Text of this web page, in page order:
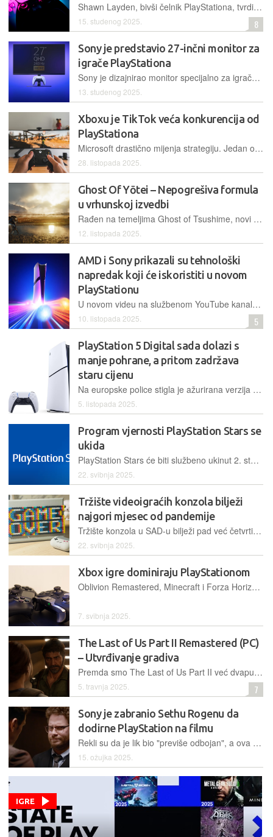
Shawn Layden, bivši čelnik PlayStationa, tvrdi da je utrka u hardveru dosegnula vrhunac. Umjesto jačih konzola, industrija se mora okrenuti standardizaciji i kreativnijem, a ne nužno hiperrealističnom sadržaju
15. studenog 2025. 8
Sony je predstavio 27-inčni monitor za
igrače PlayStationa
Sony je dizajnirao monitor specijalno za igrače PlayStationa, koji čak nudi i integrirani držač za punjenje DualSensea
13. studenog 2025.
Xboxu je TikTok veća konkurencija od
PlayStationa
Microsoft drastično mijenja strategiju. Jedan od čelnika Xboxa objašnjava zašto legendarni Halo stiže na PS5 i zašto je borba za pažnju korisnika postala važnija od prodaje hardvera
28. listopada 2025.
Ghost Of Yōtei – Nepogrešiva formula
u vrhunskoj izvedbi
Rađen na temeljima Ghost of Tsushime, novi uradak studija Sucker Punch ponovno nas vodi u Japan, gdje nas čeka nova priča o osveti i časti
12. listopada 2025.
AMD i Sony prikazali su tehnološki
napredak koji će iskoristiti u novom
PlayStationu
U novom videu na službenom YouTube kanalu PlayStationa ponuđen je prvi uvid u tehnologije na kojima Sony i AMD rade posljednje dvije godine
10. listopada 2025. 5
PlayStation 5 Digital sada dolazi s
manje pohrane, a pritom zadržava
staru cijenu
Na europske police stigla je ažurirana verzija PlayStationa 5 Digital koja umjesto 1 TB pohrane ima SSD od 825 GB, baš kao i nekadašnje deblje verzije konzole
5. listopada 2025.
Program vjernosti PlayStation Stars se
ukida
PlayStation Stars će biti službeno ukinut 2. studenoga sljedeće godine
22. svibnja 2025.
Tržište videoigraćih konzola bilježi
najgori mjesec od pandemije
Tržište konzola u SAD-u bilježi pad već četvrti mjesec zaredom, no ne i Xbox
22. svibnja 2025.
Xbox igre dominiraju PlayStationom
Oblivion Remastered, Minecraft i Forza Horizon 5 – redom Microsoftove igre – dominiraju travanjskom top listom PS5 igara. Postaju li ekskluzive stvar prošlosti?
7. svibnja 2025.
The Last of Us Part II Remastered (PC)
– Utvrđivanje gradiva
Premda smo The Last of Us Part II već dvaput „isprobali“, nismo odoljeli još jednom uroniti u ovu akcijsku avanturu, koja i dalje slovi za jednu od najboljih u svom žanru.
5. travnja 2025. 7
Sony je zabranio Sethu Rogenu da
dodirne PlayStation na filmu
Rekli su da je lik bio "previše odbojan", a ova neobična zabrana šokirala je i samog glumca
15. ožujka 2025.
IGRE